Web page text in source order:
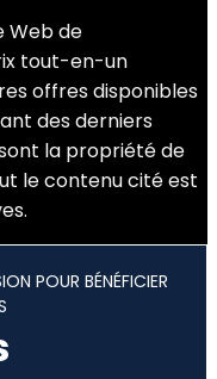
Web de
tout-en-un
offres disponibles
des derniers
la propriété de
le contenu cité est
POUR BÉNÉFICIER